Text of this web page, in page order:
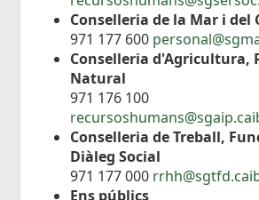
Conselleria de la Mar i del
971 177 600
Conselleria d'Agricultura,
Natural
971 176 100
Conselleria de Treball,
Diàleg Social
971 177 000
Ens públics